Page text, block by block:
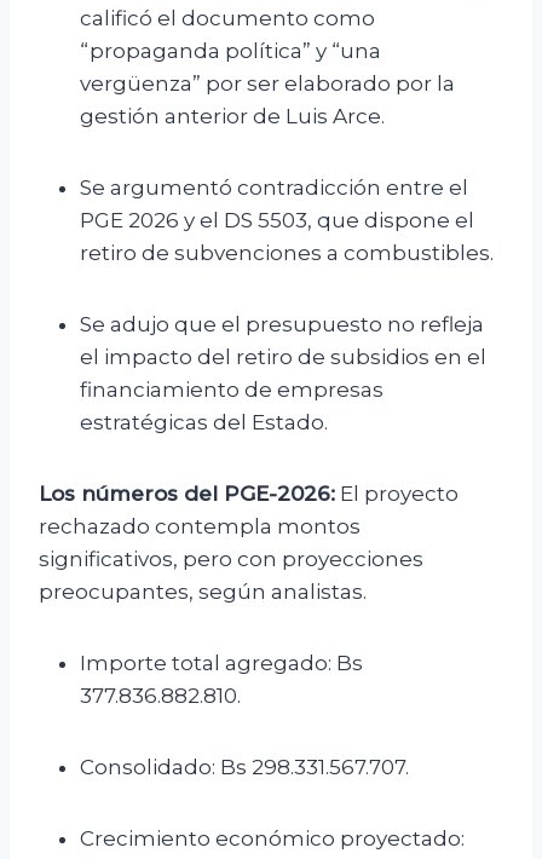
calificó el documento como
“propaganda política” y “una
vergüenza” por ser elaborado por la
gestión anterior de Luis Arce.
Se argumentó contradicción entre el
PGE 2026 y el DS 5503, que dispone el
retiro de subvenciones a combustibles.
Se adujo que el presupuesto no refleja
el impacto del retiro de subsidios en el
financiamiento de empresas
estratégicas del Estado.
Los números del PGE-2026: El proyecto
rechazado contempla montos
significativos, pero con proyecciones
preocupantes, según analistas.
Importe total agregado: Bs
377.836.882.810.
Consolidado: Bs 298.331.567.707.
Crecimiento económico proyectado: